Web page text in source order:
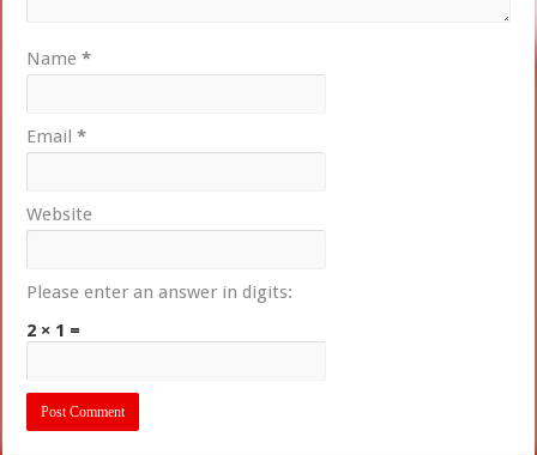
Name*
Email*
Website
Please enter an answer in digits:
2 × 1 =